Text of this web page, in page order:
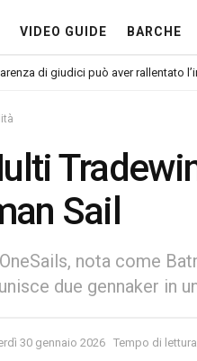
VIDEO GUIDE BARCHE
di giudici può aver rallentato
Sail
nota come
due gennaker in
30 gennaio 2026 Tempo di